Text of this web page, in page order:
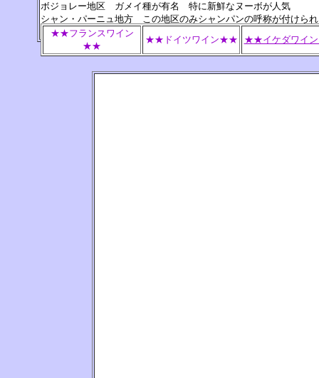
ボジョレー地区 ガメイ種が有名 特に新鮮なヌーボが人気
シャン・パーニュ地方 この地区のみシャンパンの呼称が付けら
ロワール地方,アルザス地方など
★★フランスワイン
★★
★★ドイツワイン★★ ★★イケダワイ